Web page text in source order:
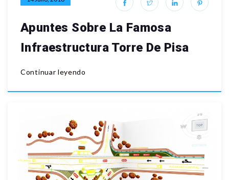
Apuntes Sobre La Famosa
Infraestructura Torre De Pisa
Continuar leyendo